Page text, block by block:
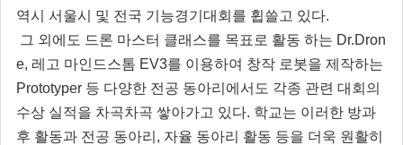
역시 서울시 및 전국 기능경기대회를 휩쓸고 있다.
그 외에도 드론 마스터 클래스를 목표로 활동 하는 Dr.Dron
e, 레고 마인드스톰 EV3를 이용하여 창작 로봇을 제작하는
Prototyper 등 다양한 전공 동아리에서도 각종 관련 대회의
수상 실적을 차곡차곡 쌓아가고 있다. 학교는 이러한 방과
후 활동과 전공 동아리, 자율 동아리 활동 등을 더욱 원활히